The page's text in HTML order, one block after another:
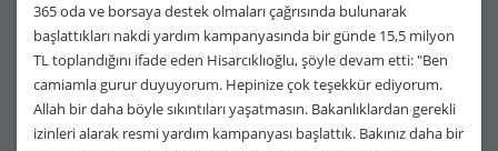
365 oda ve borsaya destek olmaları çağrısında bulunarak
başlattıkları nakdi yardım kampanyasında bir günde 15,5 milyon
TL toplandığını ifade eden Hisarcıklıoğlu, şöyle devam etti: "Ben
camiamla gurur duyuyorum. Hepinize çok teşekkür ediyorum.
Allah bir daha böyle sıkıntıları yaşatmasın. Bakanlıklardan gerekli
izinleri alarak resmi yardım kampanyası başlattık. Bakınız daha bir